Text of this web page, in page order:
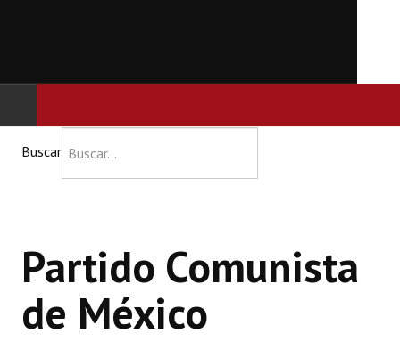
INICIO
DOCUMENTOS
Buscar
Partido Comunista
de México